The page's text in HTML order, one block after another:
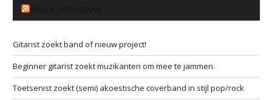
Gitarist zoekt band of nieuw project!
Beginner gitarist zoekt muzikanten om mee te jammen.
Toetsenist zoekt (semi) akoestische coverband in stijl pop/rock